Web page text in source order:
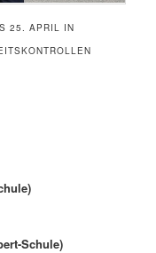
25. APRIL IN
D
Schule)